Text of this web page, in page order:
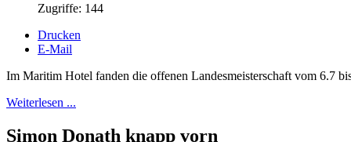
Zugriffe: 144
Drucken
E-Mail
Im Maritim Hotel fanden die offenen Landesmeisterschaft vom 6.7
Weiterlesen ...
Simon Donath knapp vorn